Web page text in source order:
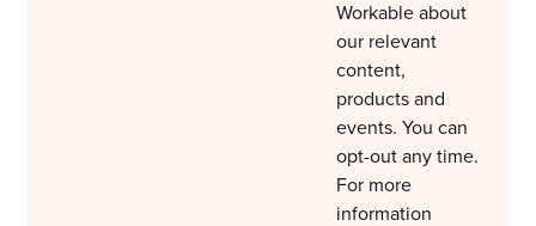
Workable about
our relevant
content,
products and
events. You can
opt-out any time.
For more
information